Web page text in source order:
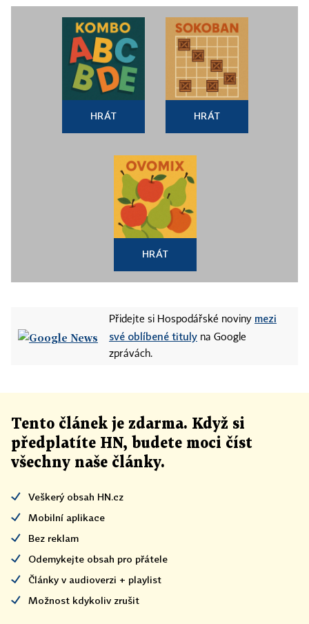
HRÁT HRÁT
HRÁT
Přidejte si Hospodářské noviny mezi
své oblíbené tituly na Google
zprávách.
Tento článek je zdarma. Když si
předplatíte HN, budete moci číst
všechny naše články.
Veškerý obsah HN.cz
Mobilní aplikace
Bez reklam
Odemykejte obsah pro přátele
Články v audioverzi + playlist
Možnost kdykoliv zrušit